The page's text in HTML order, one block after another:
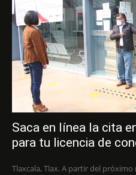
Saca en línea la cita
para tu licencia de
Tlaxcala, Tlax. A partir del